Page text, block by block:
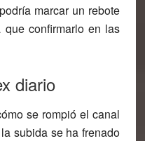
marcar un rebote
que confirmarlo en las
diario
se rompió el canal
subida se ha frenado